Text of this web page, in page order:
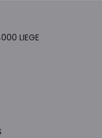
LIEGE